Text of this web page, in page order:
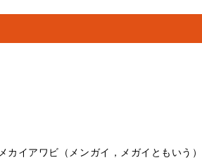
カイアワビ（メンガイ，メガイともいう）